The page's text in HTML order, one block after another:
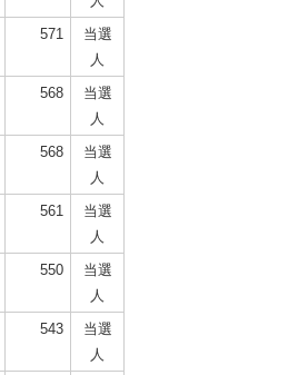
571
当選
人
568
当選
人
568
当選
人
561
当選
人
550
当選
人
543
当選
人